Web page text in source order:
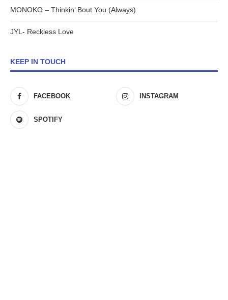
MONOKO – Thinkin’ Bout You (Always)
JYL- Reckless Love
KEEP IN TOUCH
FACEBOOK INSTAGRAM
SPOTIFY